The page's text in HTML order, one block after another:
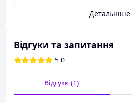
Ультрамодна бейсболка від
Модель виготовлена з
матеріалу та декорована
Розмір:One Size
Склад:
регульований розмір,
Сезон:Весна/Літо/
Детальніше
Відгуки та запитання
5.0
Відгуки (1)